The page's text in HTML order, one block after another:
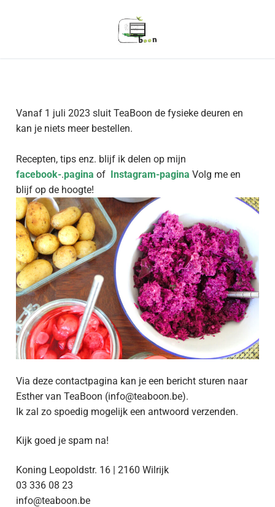
Vanaf 1 juli 2023 sluit TeaBoon de fysieke deuren en
kan je niets meer bestellen.
Recepten, tips enz. blijf ik delen op mijn
facebook-.pagina of Instagram-pagina Volg me en
blijf op de hoogte!
Via deze contactpagina kan je een bericht sturen naar
Esther van TeaBoon (info@teaboon.be).
Ik zal zo spoedig mogelijk een antwoord verzenden.
Kijk goed je spam na!
Koning Leopoldstr. 16 | 2160 Wilrijk
03 336 08 23
info@teaboon.be